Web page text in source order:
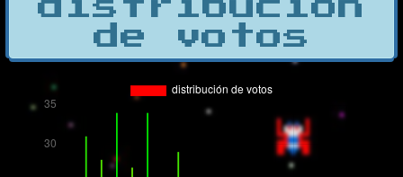
distribución
de votos